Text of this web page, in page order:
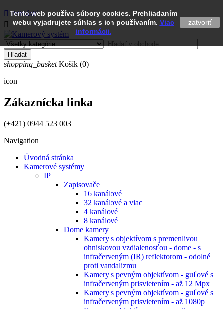
Tento web používa súbory cookies. Prehliadaním
webu vyjadrujete súhlas s ich používaním. Viac
informácii.
zatvoriť
 Prihlásiť

Hľadať
shopping_basket Košík (0)
icon
Zákaznícka linka
(+421) 0944 523 003
Navigation
Úvodná stránka
Kamerové systémy
IP
Zapisovače
16 kanálové
32 kanálové a viac
4 kanálové
8 kanálové
Dome kamery
Kamery s objektívom s premenlivou
ohniskovou vzdialenosťou - dome - s
infračerveným (IR) reflektorom - odolné
proti vandalizmu
Kamery s pevným objektívom - guľové s
infračerveným prisvietením - až 12 Mpx
Kamery s pevným objektívom - guľové s
infračerveným prisvietením - až 1080p